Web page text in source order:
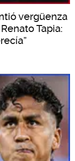
vergüenza
Tapia: